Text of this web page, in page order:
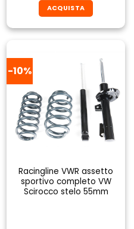
originale
era:
799,00€.
attuale
è:
719,10€.
ACQUISTA
-10%
Racingline VWR assetto
sportivo completo VW
Scirocco stelo 55mm